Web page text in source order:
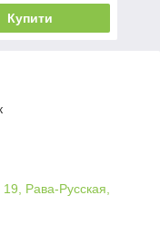
Купити
Рава-Русская,